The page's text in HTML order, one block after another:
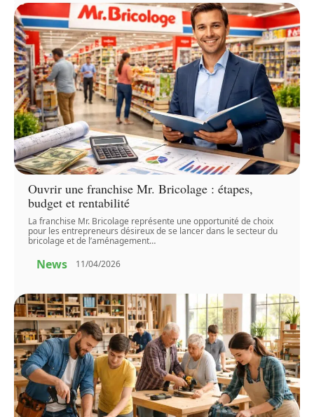
Ouvrir une franchise Mr. Bricolage : étapes,
budget et rentabilité
La franchise Mr. Bricolage représente une opportunité de choix
pour les entrepreneurs désireux de se lancer dans le secteur du
bricolage et de l’aménagement…
News 11/04/2026